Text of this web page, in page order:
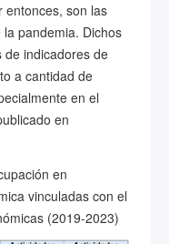
entonces, son las
pandemia. Dichos
de indicadores de
a cantidad de
en el
en
en
vinculadas con el
(2019-2023)